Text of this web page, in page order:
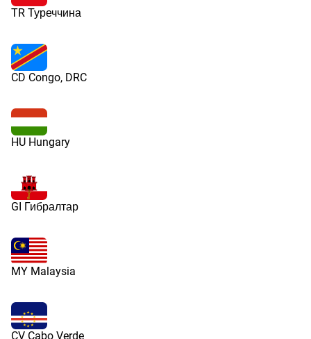
TR Туреччина
CD Congo, DRC
HU Hungary
GI Гибралтар
MY Malaysia
CV Cabo Verde